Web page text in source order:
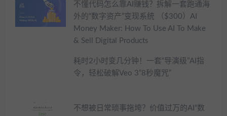
不懂代码怎么靠AI赚钱？拆解一套跑通海
外的“数字资产”变现系统 （$300）AI
Money Maker: How To Use AI To Make
& Sell Digital Products
耗时2小时变几分钟！一套“导演级”AI指
令，轻松破解Veo 3“8秒魔咒”
不想被日常琐事拖垮？价值过万的AI“数